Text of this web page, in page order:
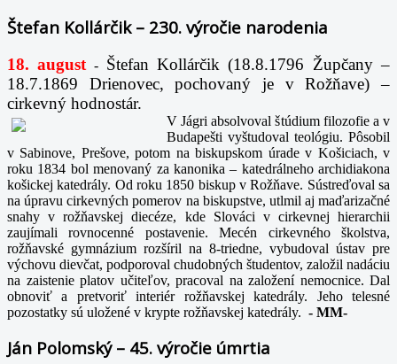
Štefan Kollárčik – 230. výročie narodenia
18. august -
Štefan Kollárčik (18.8.1796 Župčany –
18.7.1869 Drienovec, pochovaný je v Rožňave) –
cirkevný hodnostár.
V Jágri absolvoval štúdium filozofie a v
Budapešti vyštudoval teológiu. Pôsobil
v Sabinove, Prešove, potom na biskupskom úrade v Košiciach, v
roku 1834 bol menovaný za kanonika – katedrálneho archidiakona
košickej katedrály. Od roku 1850 biskup v Rožňave. Sústreďoval sa
na úpravu cirkevných pomerov na biskupstve, utlmil aj maďarizačné
snahy v rožňavskej diecéze, kde Slováci v cirkevnej hierarchii
zaujímali rovnocenné postavenie. Mecén cirkevného školstva,
rožňavské gymnázium rozšíril na 8-triedne, vybudoval ústav pre
výchovu dievčat, podporoval chudobných študentov, založil nadáciu
na zaistenie platov učiteľov, pracoval na založení nemocnice. Dal
obnoviť a pretvoriť interiér rožňavskej katedrály. Jeho telesné
pozostatky sú uložené v krypte rožňavskej katedrály. - MM-
Ján Polomský – 45. výročie úmrtia